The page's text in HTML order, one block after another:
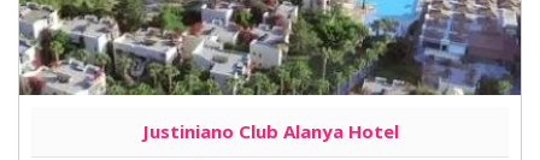
Justiniano Club Alanya Hotel